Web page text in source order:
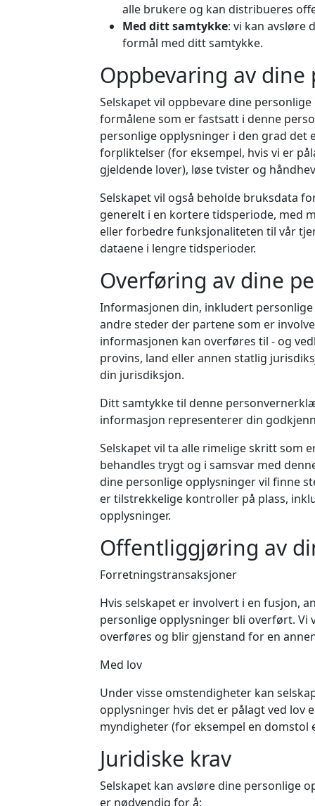
alle brukere og kan distribueres
Med ditt samtykke: vi kan avsløre
formål med ditt samtykke.
Oppbevaring av
Selskapet vil oppbevare dine
formålene som er fastsatt i denne
personlige opplysninger i den grad det
forpliktelser (for eksempel, hvis vi er
gjeldende lover), løse tvister og
Selskapet vil også beholde bruksdata
generelt i en kortere tidsperiode, med
eller forbedre funksjonaliteten til vår
dataene i lengre tidsperioder.
Overføring av dine
Informasjonen din, inkludert
andre steder der partene som er
informasjonen kan overføres til - og
provins, land eller annen statlig
din jurisdiksjon.
Ditt samtykke til denne
informasjon representerer din
Selskapet vil ta alle rimelige skritt som
behandles trygt og i samsvar med
dine personlige opplysninger vil finne
er tilstrekkelige kontroller på plass,
opplysninger.
Offentliggjøring av
Forretningstransaksjoner
Hvis selskapet er involvert i en fusjon,
personlige opplysninger bli overført. Vi
overføres og blir gjenstand for en
Med lov
Under visse omstendigheter kan
opplysninger hvis det er pålagt ved lov
myndigheter (for eksempel en domstol
Juridiske krav
Selskapet kan avsløre dine personlige
er nødvendig for å: